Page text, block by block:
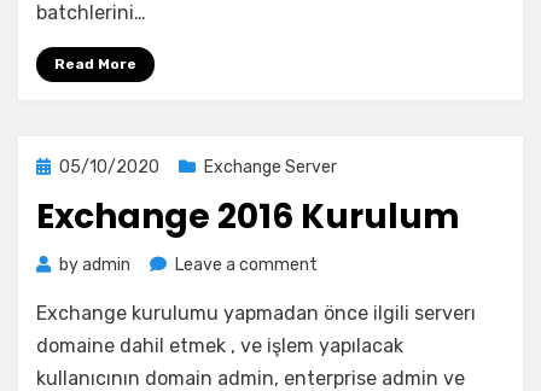
batchlerini…
Read More
Posted
05/10/2020 Exchange Server
Exchange 2016 Kurulum
byadmin Leave a comment
2016
Kurulum
Exchange kurulumu yapmadan önce ilgili serverı
domaine dahil etmek , ve işlem yapılacak
kullanıcının domain admin, enterprise admin ve